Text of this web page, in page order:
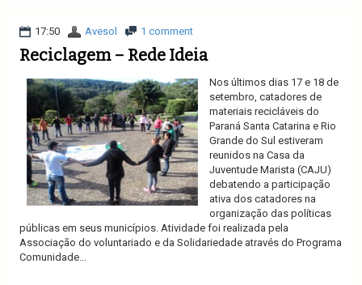
17:50 Avesol 1 comment
Reciclagem – Rede Ideia
Nos últimos dias 17 e 18 de
setembro, catadores de
materiais recicláveis do
Paraná Santa Catarina e Rio
Grande do Sul estiveram
reunidos na Casa da
Juventude Marista (CAJU)
debatendo a participação
ativa dos catadores na
organização das políticas
públicas em seus municípios. Atividade foi realizada pela
Associação do voluntariado e da Solidariedade através do Programa
Comunidade...